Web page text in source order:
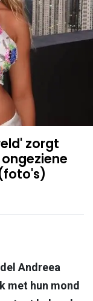
zorgt
Andreea
met hun mond